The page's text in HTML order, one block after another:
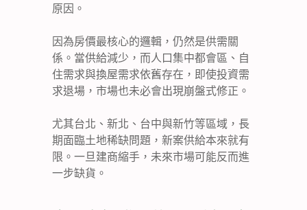
原因。
因為房價最核心的邏輯，仍然是供需關
係。當供給減少，而人口集中都會區、自
住需求與換屋需求依舊存在，即使投資需
求退場，市場也未必會出現崩盤式修正。
尤其台北、新北、台中與新竹等區域，長
期面臨土地稀缺問題，新案供給本來就有
限。一旦建商縮手，未來市場可能反而進
一步缺貨。